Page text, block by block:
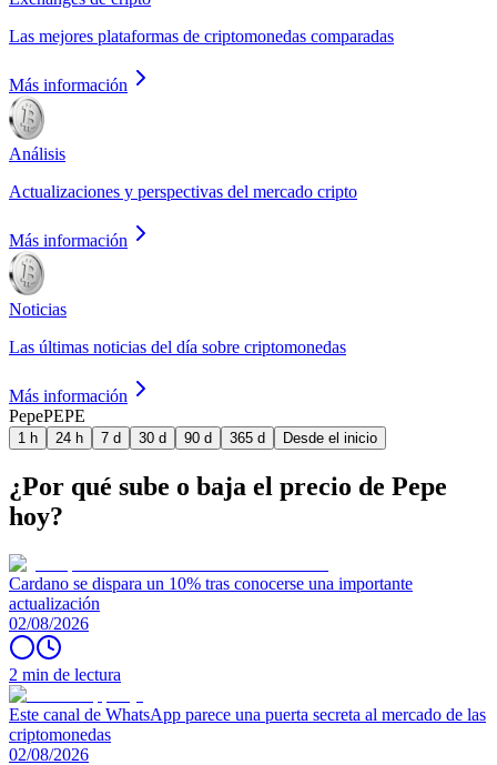
Las mejores plataformas de criptomonedas comparadas
Más información
Análisis
Actualizaciones y perspectivas del mercado cripto
Más información
Noticias
Las últimas noticias del día sobre criptomonedas
Más información
PepePEPE
1 h 24 h 7 d 30 d 90 d 365 d Desde el inicio
¿Por qué sube o baja el precio de Pepe
hoy?
Cardano se dispara un 10% tras conocerse una importante
actualización
02/08/2026
2 min de lectura
Este canal de WhatsApp parece una puerta secreta al mercado de las
criptomonedas
02/08/2026